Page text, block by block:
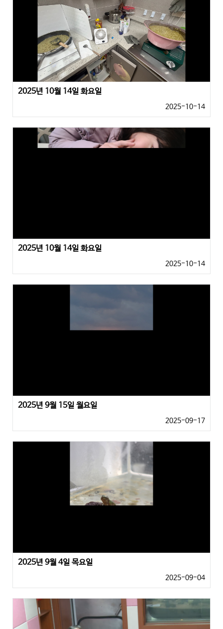
2025년 10월 14일 화요일
2025-10-14
2025년 10월 14일 화요일
2025-10-14
2025년 9월 15일 월요일
2025-09-17
2025년 9월 4일 목요일
2025-09-04